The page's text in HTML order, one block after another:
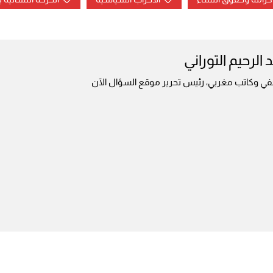
الرحيم التوراني
وكاتب مغربي، رئيس تحرير موقع السؤال الآن